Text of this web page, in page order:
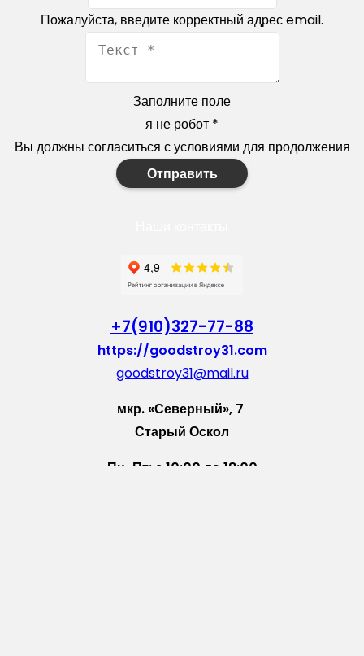
Пожалуйста, введите корректный адрес email.
Заполните поле
я не робот *
Вы должны согласиться с условиями для продолжения
Отправить
+7(910)327-77-88
https://goodstroy31.com
goodstroy31@mail.ru
мкр. «Северный», 7
Старый Оскол
Пн-Пт: с 10:00 до 18:00